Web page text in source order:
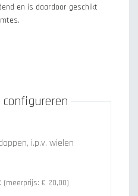
en is daardoor geschikt
configureren
i.p.v. wielen
(meerprijs: € 20,00)